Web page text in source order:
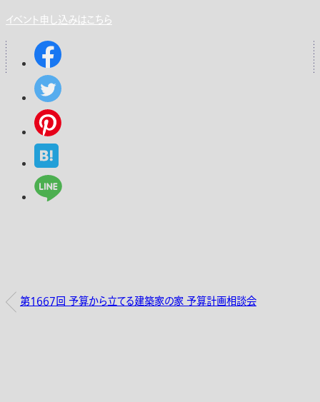
イベント申し込みはこちら
第1667回 予算から立てる建築家の家 予算計画相談会